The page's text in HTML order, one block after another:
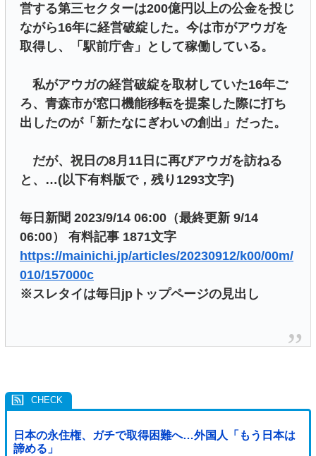
営する第三セクターは200億円以上の公金を投じ
ながら16年に経営破綻した。今は市がアウガを
取得し、「駅前庁舎」として稼働している。
私がアウガの経営破綻を取材していた16年ご
ろ、青森市が窓口機能移転を提案した際に打ち
出したのが「新たなにぎわいの創出」だった。
だが、祝日の8月11日に再びアウガを訪ねる
と、…(以下有料版で，残り1293文字)
毎日新聞 2023/9/14 06:00（最終更新 9/14
06:00） 有料記事 1871文字
https://mainichi.jp/articles/20230912/k00/00m/
010/157000c
※スレタイは毎日jpトップページの見出し
日本の永住権、ガチで取得困難へ…外国人「もう日本は
諦める」